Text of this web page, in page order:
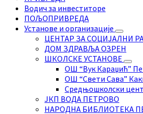
Водич за инвеститоре
ПОЉОПРИВРЕДА
Установе и организације
ЦЕНТАР ЗА СОЦИЈАЛНИ
ДОМ ЗДРАВЉА ОЗРЕН
ШКОЛСКЕ УСТАНОВЕ
ОШ “Вук Караџић”
ОШ “Свети Сава”
Средњошколски
ЈКП ВОДА ПЕТРОВО
НАРОДНА БИБЛИОТЕКА